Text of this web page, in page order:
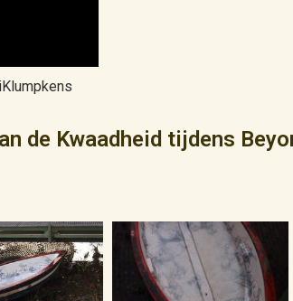
de Kwaadheid tijdens